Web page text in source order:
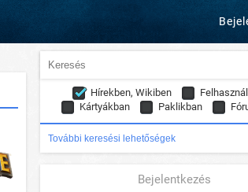
Hírekben, Wikiben
Kártyákban
Paklikban
További keresési lehetőségek
Bejelentkezés